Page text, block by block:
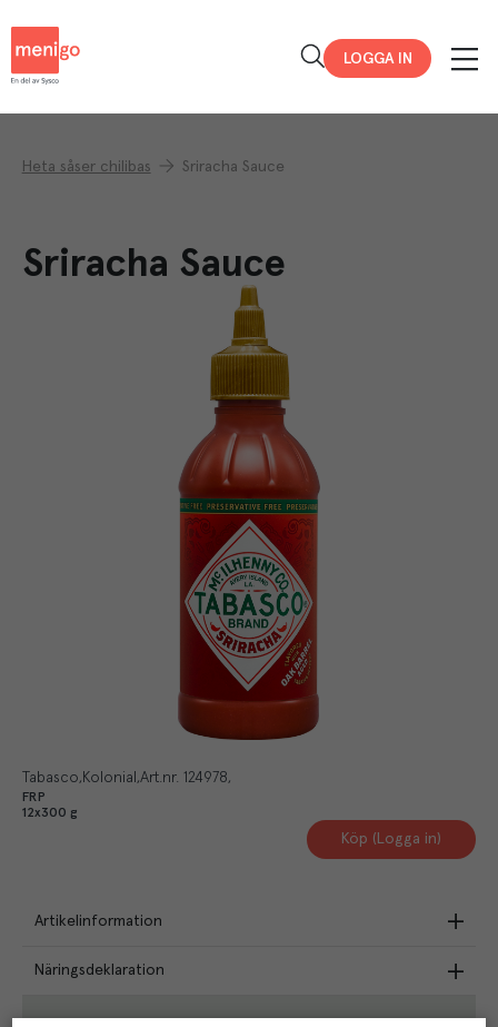
LOGGA IN
Heta såser chilibas Sriracha Sauce
Sriracha Sauce
Tabasco Kolonial Art.nr. 124978
FRP
12x300 g
Köp (Logga in)
Artikelinformation
Näringsdeklaration